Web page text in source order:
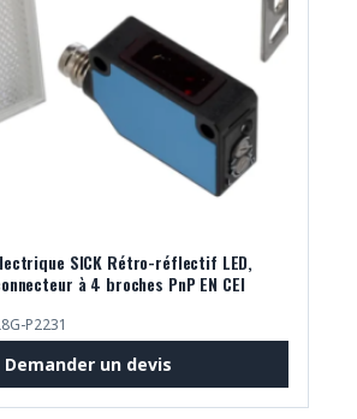
SICK Rétro-réflectif LED,
à 4 broches PnP EN CEI
P2231
Demander un devis